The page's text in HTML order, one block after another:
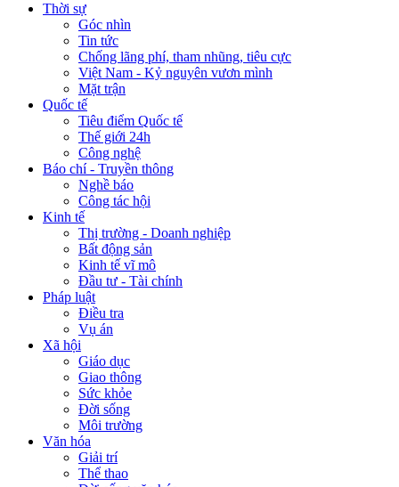
Thời sự
Góc nhìn
Tin tức
Chống lãng phí, tham nhũng, tiêu cực
Việt Nam - Kỷ nguyên vươn mình
Mặt trận
Quốc tế
Tiêu điểm Quốc tế
Thế giới 24h
Công nghệ
Báo chí - Truyền thông
Nghề báo
Công tác hội
Kinh tế
Thị trường - Doanh nghiệp
Bất động sản
Kinh tế vĩ mô
Đầu tư - Tài chính
Pháp luật
Điều tra
Vụ án
Xã hội
Giáo dục
Giao thông
Sức khỏe
Đời sống
Môi trường
Văn hóa
Giải trí
Thể thao